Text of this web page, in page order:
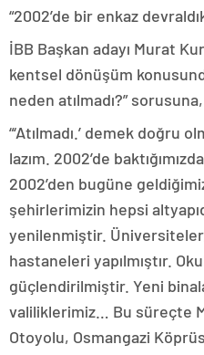
“2002’de bir enkaz
İBB Başkan adayı Murat
kentsel dönüşüm
neden atılmadı?”
“‘Atılmadı.’ demek doğru
lazım. 2002’de
2002’den bugüne
şehirlerimizin hepsi
yenilenmiştir.
hastaneleri yapılmıştır.
güçlendirilmiştir. Yeni
valiliklerimiz… Bu süreçte
Otoyolu, Osmangazi